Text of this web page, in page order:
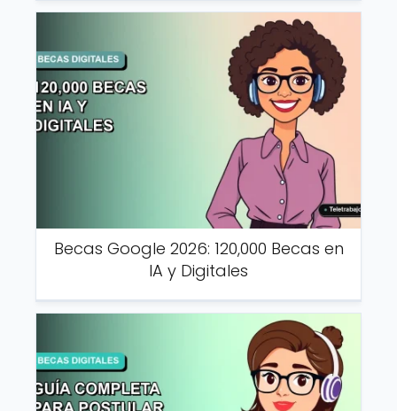
Becas Google 2026: 120,000 Becas en
IA y Digitales